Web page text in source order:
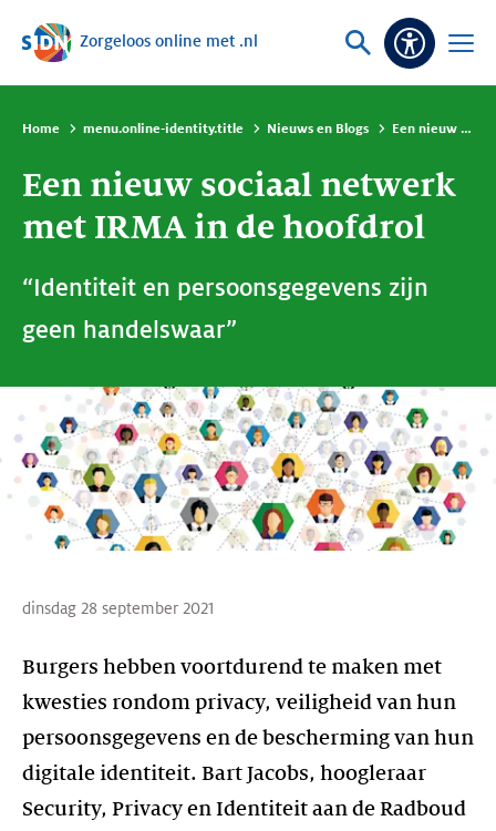
Sla navigatie over
Zorgeloos online met .nl
Vraag
Open
Home menu.online-identity.title Nieuws en Blogs Een nieuw sociaal netwerk met IRMA in de hoofdrol
Een nieuw sociaal netwerk
met IRMA in de hoofdrol
“Identiteit en persoonsgegevens zijn
geen handelswaar”
dinsdag 28 september 2021
Burgers hebben voortdurend te maken met
kwesties rondom privacy, veiligheid van hun
persoonsgegevens en de bescherming van hun
digitale identiteit. Bart Jacobs, hoogleraar
Security, Privacy en Identiteit aan de Radboud